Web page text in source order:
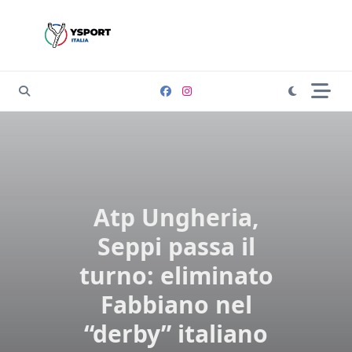
Atp Ungheria,
Seppi passa il
turno: eliminato
Fabbiano nel
“derby” italiano